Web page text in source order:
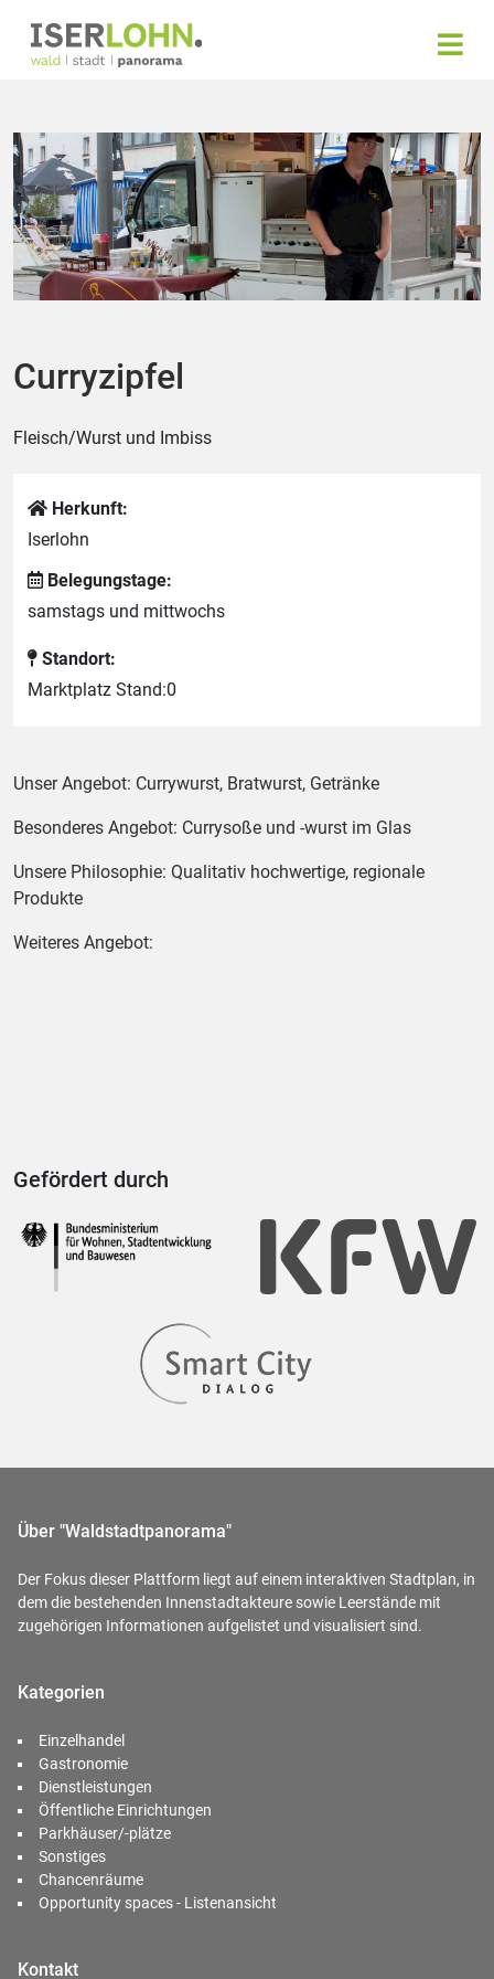
Curryzipfel
Fleisch/Wurst und Imbiss
Herkunft:
Iserlohn
Belegungstage:
samstags und mittwochs
Standort:
Marktplatz Stand:0
Unser Angebot: Currywurst, Bratwurst, Getränke
Besonderes Angebot: Currysoße und -wurst im Glas
Unsere Philosophie: Qualitativ hochwertige, regionale
Produkte
Weiteres Angebot:
Gefördert durch
Über "Waldstadtpanorama"
Der Fokus dieser Plattform liegt auf einem interaktiven Stadtplan, in
dem die bestehenden Innenstadtakteure sowie Leerstände mit
zugehörigen Informationen aufgelistet und visualisiert sind.
Kategorien
Einzelhandel
Gastronomie
Dienstleistungen
Öffentliche Einrichtungen
Parkhäuser/-plätze
Sonstiges
Chancenräume
Opportunity spaces - Listenansicht
Kontakt